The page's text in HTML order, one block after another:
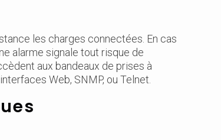
les charges connectées. En cas
alarme signale tout risque de
aux bandeaux de prises à
Web, SNMP, ou Telnet.